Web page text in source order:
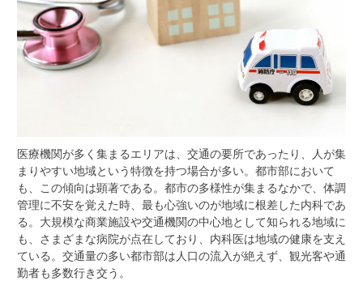
医療機関が多く集まるエリアは、交通の要所であったり、人が集
まりやすい地域という特徴を持つ場合が多い。 都市部において
も、この傾向は顕著である。都市の多様性が集まるなかで、体調
管理に不安を覚えた時、最も心強いのが地域に根差した内科であ
る。大規模な商業施設や交通機関の中心地として知られる地域に
も、さまざまな病院が点在しており、内科医は地域の健康を支え
ている。交通量の多い都市部は人口の流入が絶えず、観光客や通
勤者も多数行き交う。